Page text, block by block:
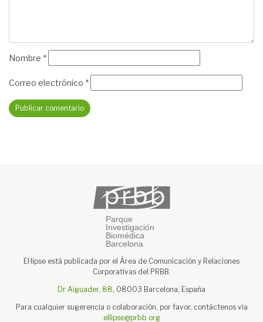
Nombre *
Correo electrónico *
El·lipse está publicada por el Área de Comunicación y Relaciones
Corporativas del PRBB.
Dr Aiguader, 88, 08003 Barcelona, España
Para cualquier sugerencia o colaboración, por favor, contáctenos vía
ellipse@prbb.org